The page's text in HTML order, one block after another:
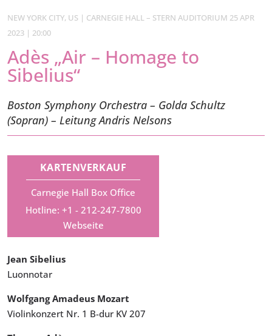
NEW YORK CITY, US | CARNEGIE HALL – STERN AUDITORIUM 25 APR
2023 | 20:00
Adès „Air – Homage to
Sibelius“
Boston Symphony Orchestra – Golda Schultz
(Sopran) – Leitung Andris Nelsons
KARTENVERKAUF
Carnegie Hall Box Office
Hotline: +1 - 212-247-7800
Webseite
Jean Sibelius
Luonnotar
Wolfgang Amadeus Mozart
Violinkonzert Nr. 1 B-dur KV 207